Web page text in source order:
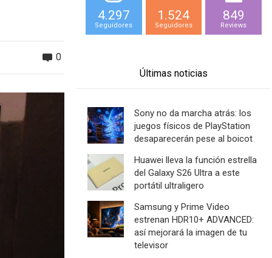
0
4.297
Seguidores
1.524
Seguidores
849
Reviews
Últimas noticias
Sony no da marcha atrás: los
juegos físicos de PlayStation
desaparecerán pese al boicot
Huawei lleva la función estrella
del Galaxy S26 Ultra a este
portátil ultraligero
Samsung y Prime Video
estrenan HDR10+ ADVANCED:
así mejorará la imagen de tu
televisor